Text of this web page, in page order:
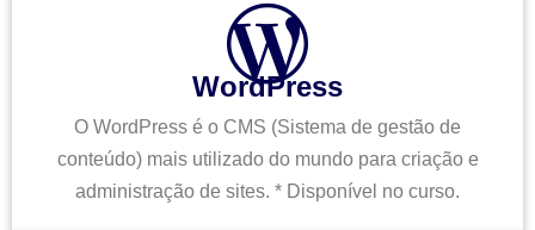
WordPress
O WordPress é o CMS (Sistema de gestão de
conteúdo) mais utilizado do mundo para criação e
administração de sites. * Disponível no curso.